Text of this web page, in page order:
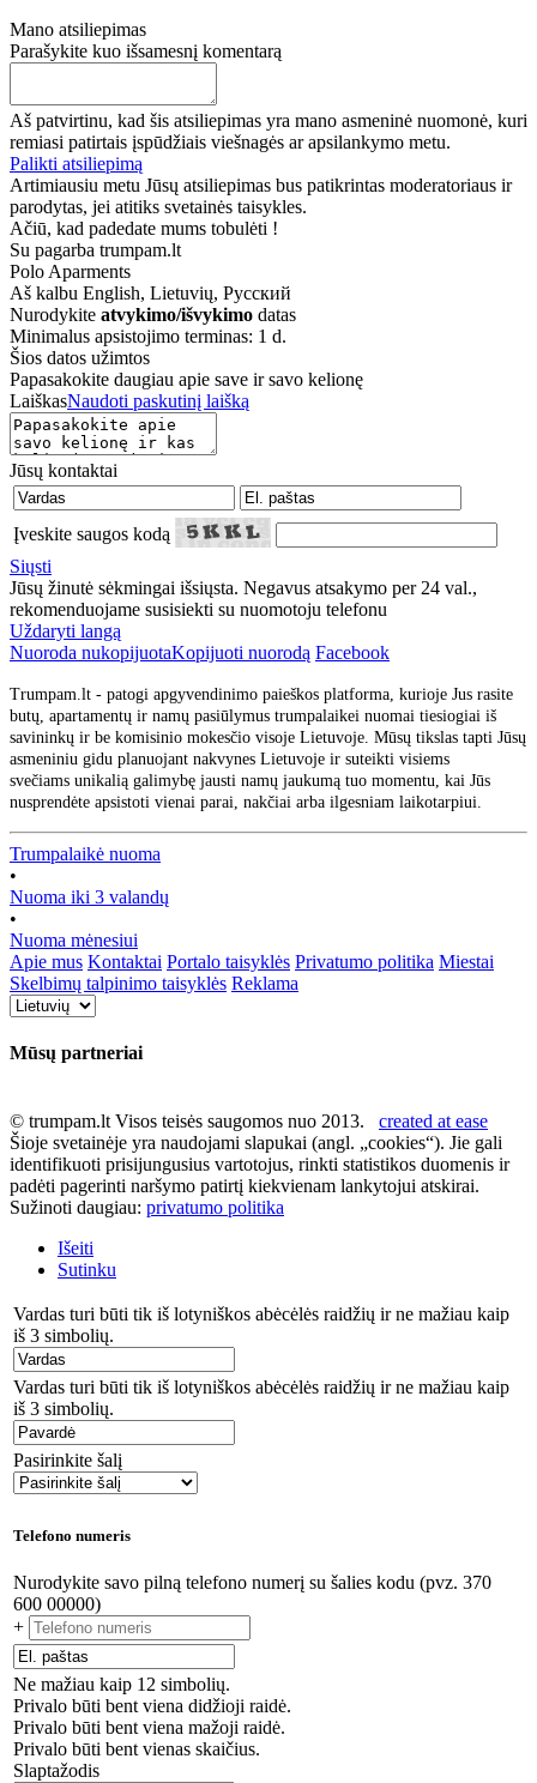
Mano atsiliepimas
Parašykite kuo išsamesnį komentarą
Aš patvirtinu, kad šis atsiliepimas yra mano asmeninė nuomonė, kuri
remiasi patirtais įspūdžiais viešnagės ar apsilankymo metu.
Palikti atsiliepimą
Artimiausiu metu Jūsų atsiliepimas bus patikrintas moderatoriaus ir
parodytas, jei atitiks svetainės taisykles.
Ačiū, kad padedate mums tobulėti !
Su pagarba trumpam.lt
Polo Aparments
Aš kalbu English, Lietuvių, Русский
Nurodykite atvykimo/išvykimo datas
Minimalus apsistojimo terminas: 1 d.
Šios datos užimtos
Papasakokite daugiau apie save ir savo kelionę
LaiškasNaudoti paskutinį laišką
Jūsų kontaktai
Įveskite saugos kodą
Siųsti
Jūsų žinutė sėkmingai išsiųsta. Negavus atsakymo per 24 val.,
rekomenduojame susisiekti su nuomotoju telefonu
Uždaryti langą
Nuoroda nukopijuotaKopijuoti nuorodą Facebook
Trumpam.lt - patogi apgyvendinimo paieškos platforma, kurioje Jus rasite
butų, apartamentų ir namų pasiūlymus trumpalaikei nuomai tiesiogiai iš
savininkų ir be komisinio mokesčio visoje Lietuvoje. Mūsų tikslas tapti Jūsų
asmeniniu gidu planuojant nakvynes Lietuvoje ir suteikti visiems
svečiams unikalią galimybę jausti namų jaukumą tuo momentu, kai Jūs
nusprendėte apsistoti vienai parai, nakčiai arba ilgesniam laikotarpiui.
Trumpalaikė nuoma
•
Nuoma iki 3 valandų
•
Nuoma mėnesiui
Apie mus Kontaktai Portalo taisyklės Privatumo politika Miestai
Skelbimų talpinimo taisyklės Reklama
Mūsų partneriai
© trumpam.lt Visos teisės saugomos nuo 2013. created at ease
Šioje svetainėje yra naudojami slapukai (angl. „cookies“). Jie gali
identifikuoti prisijungusius vartotojus, rinkti statistikos duomenis ir
padėti pagerinti naršymo patirtį kiekvienam lankytojui atskirai.
Sužinoti daugiau: privatumo politika
Išeiti
Sutinku
Vardas turi būti tik iš lotyniškos abėcėlės raidžių ir ne mažiau kaip
iš 3 simbolių.
Vardas turi būti tik iš lotyniškos abėcėlės raidžių ir ne mažiau kaip
iš 3 simbolių.
Pasirinkite šalį
Telefono numeris
Nurodykite savo pilną telefono numerį su šalies kodu (pvz. 370
600 00000)
+
Ne mažiau kaip 12 simbolių.
Privalo būti bent viena didžioji raidė.
Privalo būti bent viena mažoji raidė.
Privalo būti bent vienas skaičius.
Slaptažodis